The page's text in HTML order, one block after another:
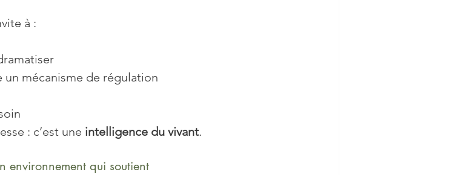
à :
mécanisme de régulation
: c’est une intelligence du vivant.
environnement qui soutient